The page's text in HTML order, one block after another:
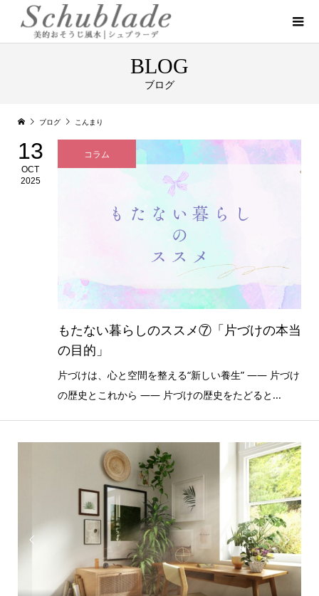
BLOG
ブログ
ブログ こんまり
13
OCT
2025
コラム
もたない暮らしのススメ⑦「片づけの本当
の目的」
片づけは、心と空間を整える“新しい養生” ―― 片づけ
の歴史とこれから ―― 片づけの歴史をたどると...
 